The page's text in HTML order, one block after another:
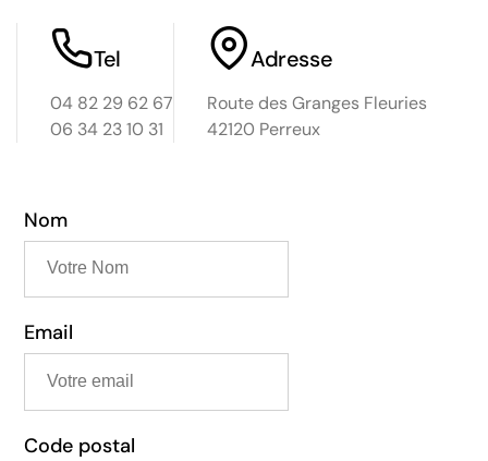
Tel
04 82 29 62 67
06 34 23 10 31
Adresse
Route des Granges Fleuries
42120 Perreux
Nom
Email
Code postal